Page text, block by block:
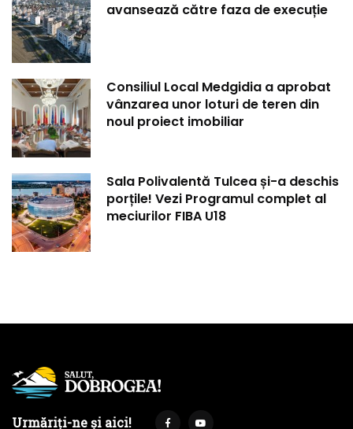
avansează către faza de execuție
Consiliul Local Medgidia a aprobat
vânzarea unor loturi de teren din
noul proiect imobiliar
Sala Polivalentă Tulcea și-a deschis
porțile! Vezi Programul complet al
meciurilor FIBA U18
Urmăriți-ne și aici!